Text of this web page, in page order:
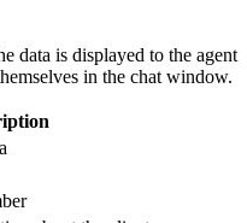
data is displayed to the agent
in the chat window.